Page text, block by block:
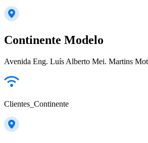
Continente Modelo
Avenida Eng. Luís Alberto Mei. Martins
Clientes_Continente